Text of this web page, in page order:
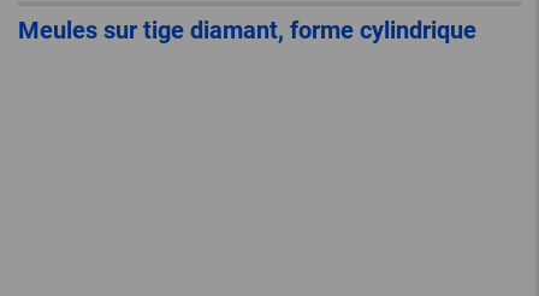
Meules sur tige diamant, forme cylindrique